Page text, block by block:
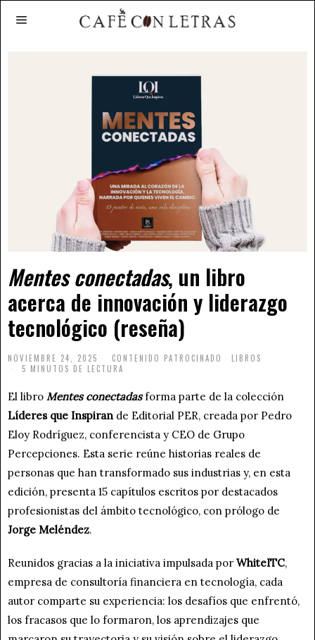
Mentes conectadas, un libro
acerca de innovación y liderazgo
tecnológico (reseña)
NOVIEMBRE 24, 2025 CONTENIDO PATROCINADO · LIBROS
5 MINUTOS DE LECTURA
El libro Mentes conectadasforma parte de la colección
Líderes que Inspiran de Editorial PER, creada por Pedro
Eloy Rodríguez, conferencista y CEO de Grupo
Percepciones. Esta serie reúne historias reales de
personas que han transformado sus industrias y, en esta
edición, presenta 15 capítulos escritos por destacados
profesionistas del ámbito tecnológico, con prólogo de
Jorge Meléndez.
Reunidos gracias a la iniciativa impulsada por WhiteITC,
empresa de consultoría financiera en tecnología, cada
autor comparte su experiencia: los desafíos que enfrentó,
los fracasos que lo formaron, los aprendizajes que